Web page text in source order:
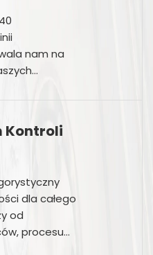
nam na
Kontroli
dla całego
od
procesu